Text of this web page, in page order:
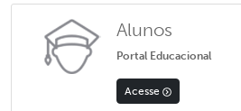
Alunos
Portal Educacional
Acesse